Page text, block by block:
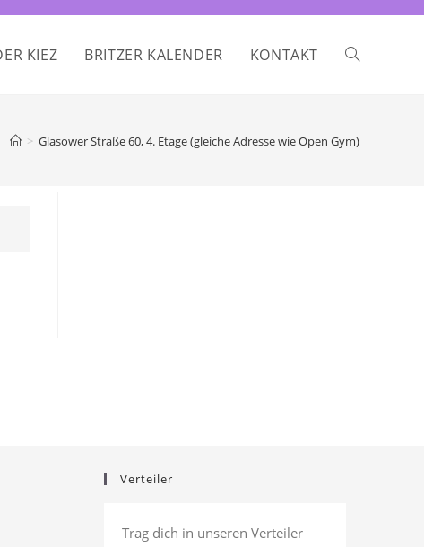
KIEZ BRITZER KALENDER KONTAKT WEBSITE-
SUCHE
> Glasower Straße 60, 4. Etage (gleiche Adresse wie Open Gym)
Verteiler
Trag dich in unseren Verteiler